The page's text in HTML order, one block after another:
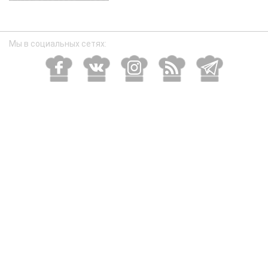
Мы в социальных сетях: